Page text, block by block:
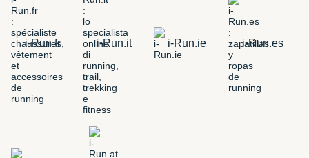
i-Run.fr i-Run.it i-Run.ie i-Run.es